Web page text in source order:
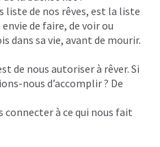
liste de nos rêves, est la liste
de faire, de voir ou
dans sa vie, avant de mourir.
de nous autoriser à rêver. Si
nous d’accomplir ? De
connecter à ce qui nous fait